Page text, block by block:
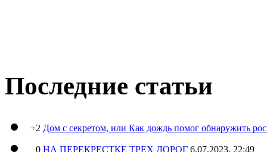
Последние статьи
+2 Дом с секретом, или Как дождь помог обнаружить
0 НА ПЕРЕКРЕСТКЕ ТРЕХ ДОРОГ 6.07.2023, 22:49